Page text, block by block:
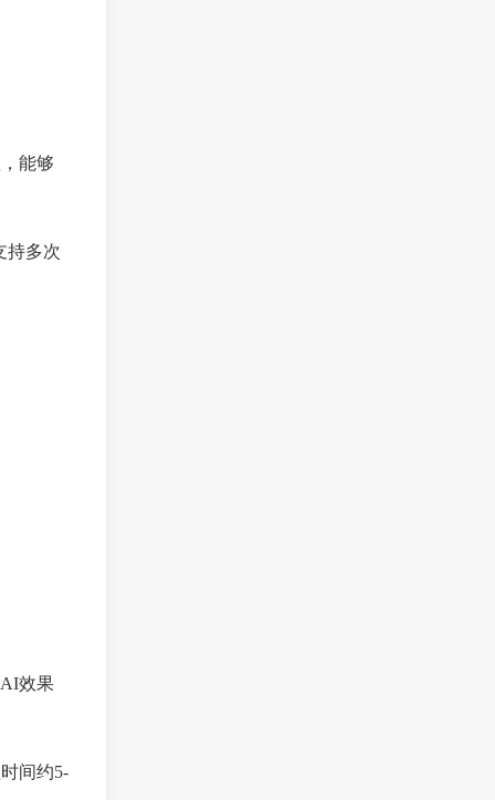
能够
持多次
效果
间约5-